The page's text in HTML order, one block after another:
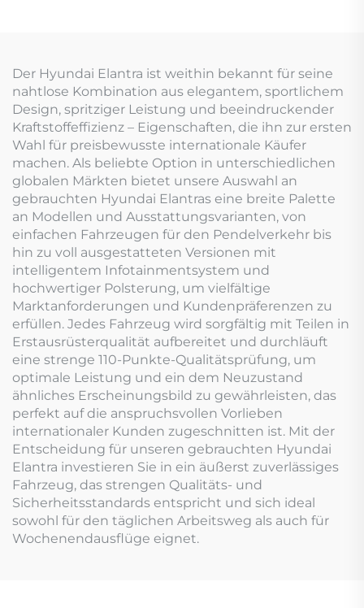
Der Hyundai Elantra ist weithin bekannt für seine
nahtlose Kombination aus elegantem, sportlichem
Design, spritziger Leistung und beeindruckender
Kraftstoffeffizienz – Eigenschaften, die ihn zur ersten
Wahl für preisbewusste internationale Käufer
machen. Als beliebte Option in unterschiedlichen
globalen Märkten bietet unsere Auswahl an
gebrauchten Hyundai Elantras eine breite Palette
an Modellen und Ausstattungsvarianten, von
einfachen Fahrzeugen für den Pendelverkehr bis
hin zu voll ausgestatteten Versionen mit
intelligentem Infotainmentsystem und
hochwertiger Polsterung, um vielfältige
Marktanforderungen und Kundenpräferenzen zu
erfüllen. Jedes Fahrzeug wird sorgfältig mit Teilen in
Erstausrüsterqualität aufbereitet und durchläuft
eine strenge 110-Punkte-Qualitätsprüfung, um
optimale Leistung und ein dem Neuzustand
ähnliches Erscheinungsbild zu gewährleisten, das
perfekt auf die anspruchsvollen Vorlieben
internationaler Kunden zugeschnitten ist. Mit der
Entscheidung für unseren gebrauchten Hyundai
Elantra investieren Sie in ein äußerst zuverlässiges
Fahrzeug, das strengen Qualitäts- und
Sicherheitsstandards entspricht und sich ideal
sowohl für den täglichen Arbeitsweg als auch für
Wochenendausflüge eignet.